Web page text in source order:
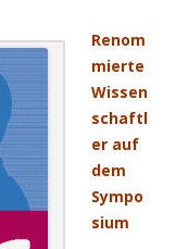
Renom
mierte
Wissen
schaftl
er auf
dem
Sympo
sium